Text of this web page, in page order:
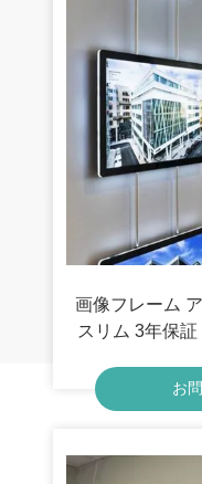
画像フレーム
スリム 3年保
お